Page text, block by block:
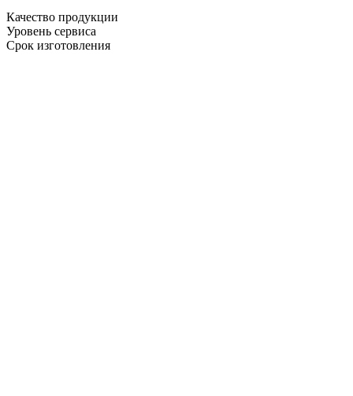
Качество продукции
Уровень сервиса
Срок изготовления